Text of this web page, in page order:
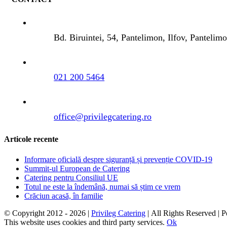
Bd. Biruintei, 54, Pantelimon, Ilfov,
021 200 5464
office@privilegcatering.ro
Articole recente
Informare oficială despre siguranță și prevenție COVID-19
Summit-ul European de Catering
Catering pentru Consiliul UE
Totul ne este la îndemână, numai să știm ce vrem
Crăciun acasă, în familie
© Copyright 2012 - 2026 | Privileg Catering | All Rights Reserved |
This website uses cookies and third party services. Ok